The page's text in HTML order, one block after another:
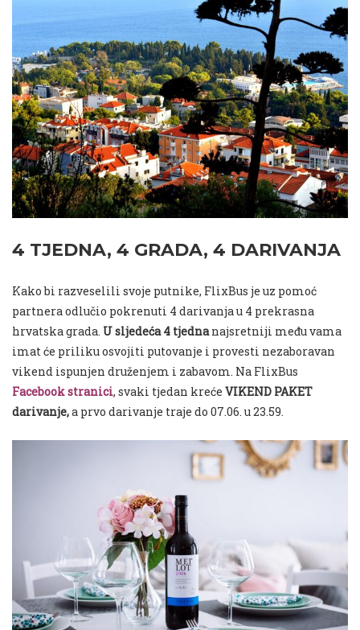
4 TJEDNA, 4 GRADA, 4 DARIVANJA
Kako bi razveselili svoje putnike, FlixBus je uz pomoć
partnera odlučio pokrenuti 4 darivanja u 4 prekrasna
hrvatska grada. U sljedeća 4 tjednanajsretniji među vama
imat će priliku osvojiti putovanje i provesti nezaboravan
vikend ispunjen druženjem i zabavom. Na FlixBus
Facebook stranici, svaki tjedan kreće VIKEND PAKET
darivanje,a prvo darivanje traje do 07.06. u 23.59.